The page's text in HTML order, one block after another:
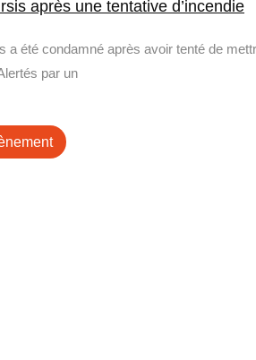
après une tentative d’incendie
a été condamné après avoir tenté de
par un